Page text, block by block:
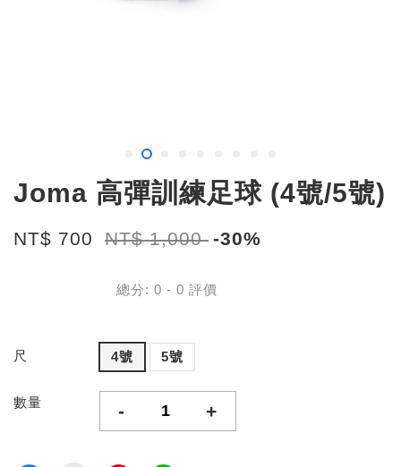
Joma 高彈訓練足球 (4號/5號)
NT$ 700 NT$ 1,000 -30%
總分: 0 - 0 評價
尺 4號 5號
數量 - +